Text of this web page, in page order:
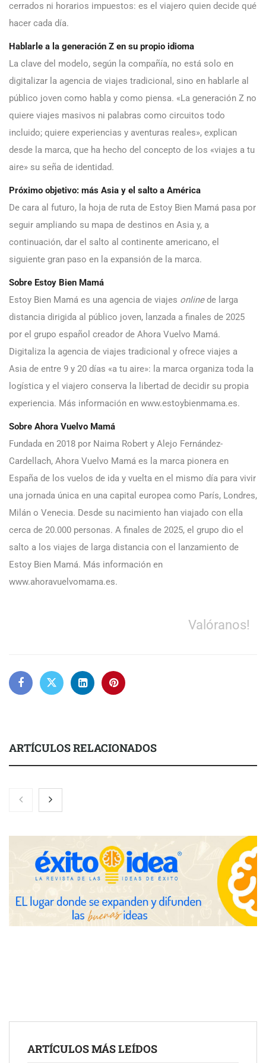
cerrados ni horarios impuestos: es el viajero quien decide qué
hacer cada día.
Hablarle a la generación Z en su propio idioma
La clave del modelo, según la compañía, no está solo en
digitalizar la agencia de viajes tradicional, sino en hablarle al
público joven como habla y como piensa. «La generación Z no
quiere viajes masivos ni palabras como circuitos todo
incluido; quiere experiencias y aventuras reales», explican
desde la marca, que ha hecho del concepto de los «viajes a tu
aire» su seña de identidad.
Próximo objetivo: más Asia y el salto a América
De cara al futuro, la hoja de ruta de Estoy Bien Mamá pasa por
seguir ampliando su mapa de destinos en Asia y, a
continuación, dar el salto al continente americano, el
siguiente gran paso en la expansión de la marca.
Sobre Estoy Bien Mamá
Estoy Bien Mamá es una agencia de viajes onlinede larga
distancia dirigida al público joven, lanzada a finales de 2025
por el grupo español creador de Ahora Vuelvo Mamá.
Digitaliza la agencia de viajes tradicional y ofrece viajes a
Asia de entre 9 y 20 días «a tu aire»: la marca organiza toda la
logística y el viajero conserva la libertad de decidir su propia
experiencia. Más información en www.estoybienmama.es.
Sobre Ahora Vuelvo Mamá
Fundada en 2018 por Naima Robert y Alejo Fernández-
Cardellach, Ahora Vuelvo Mamá es la marca pionera en
España de los vuelos de ida y vuelta en el mismo día para vivir
una jornada única en una capital europea como París, Londres,
Milán o Venecia. Desde su nacimiento han viajado con ella
cerca de 20.000 personas. A finales de 2025, el grupo dio el
salto a los viajes de larga distancia con el lanzamiento de
Estoy Bien Mamá. Más información en
www.ahoravuelvomama.es.
Valóranos!
ARTÍCULOS RELACIONADOS
Eulalia Roig lanza ‘The Journal’, una revista digital mensual de
entrevistas y fotografía editorial
Gestoría Online reduce a unas horas el alta de autónomo
ARTÍCULOS MÁS LEÍDOS